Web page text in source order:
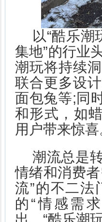
以“酷乐潮
集地”的行业
潮玩将持续
联合更多设
面包兔等;同
和形式，如
用户带来惊喜
潮流总是
情绪和消费
流”的不二法
的“情感需